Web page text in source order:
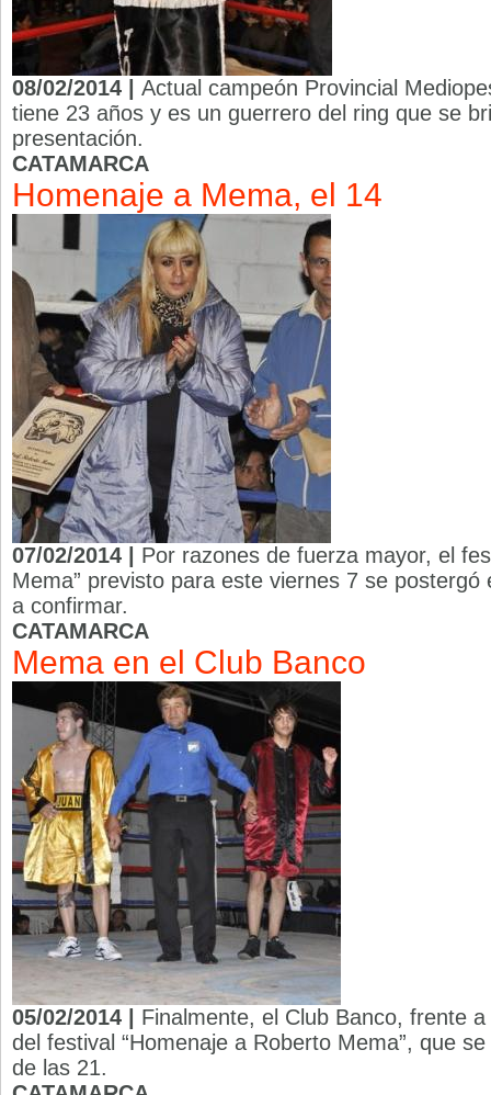
08/02/2014 | Actual campeón Provincial
tiene 23 años y es un guerrero del ring que se
presentación.
CATAMARCA
Homenaje a Mema, el 14
07/02/2014 | Por razones de fuerza mayor, el
Mema” previsto para este viernes 7 se
a confirmar.
CATAMARCA
Mema en el Club Banco
05/02/2014 | Finalmente, el Club Banco, frente
del festival “Homenaje a Roberto Mema”, que
de las 21.